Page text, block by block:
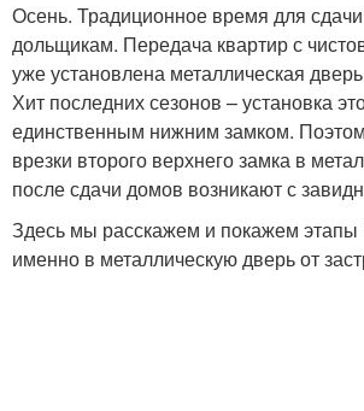
Осень. Традиционное время для
дольщикам. Передача квартир с
уже установлена металлическая
Хит последних сезонов – установка
единственным нижним замком.
врезки второго верхнего замка в
после сдачи домов возникают с
Здесь мы расскажем и покажем этапы
именно в металлическую дверь от